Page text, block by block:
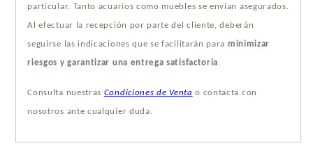
particular. Tanto acuarios como muebles se envían asegurados.
Al efectuar la recepción por parte del cliente, deberán
seguirse las indicaciones que se facilitarán para minimizar
riesgos y garantizar una entrega satisfactoria.
Consulta nuestras Condiciones de Venta o contacta con
nosotros ante cualquier duda.